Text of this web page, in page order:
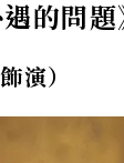
遇的問
演）